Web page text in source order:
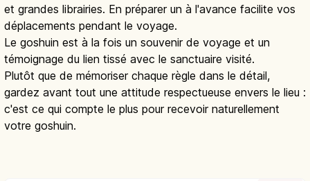
et grandes librairies. En préparer un à l'avance facilite vos
déplacements pendant le voyage.
Le goshuin est à la fois un souvenir de voyage et un
témoignage du lien tissé avec le sanctuaire visité.
Plutôt que de mémoriser chaque règle dans le détail,
gardez avant tout une attitude respectueuse envers le lieu :
c'est ce qui compte le plus pour recevoir naturellement
votre goshuin.